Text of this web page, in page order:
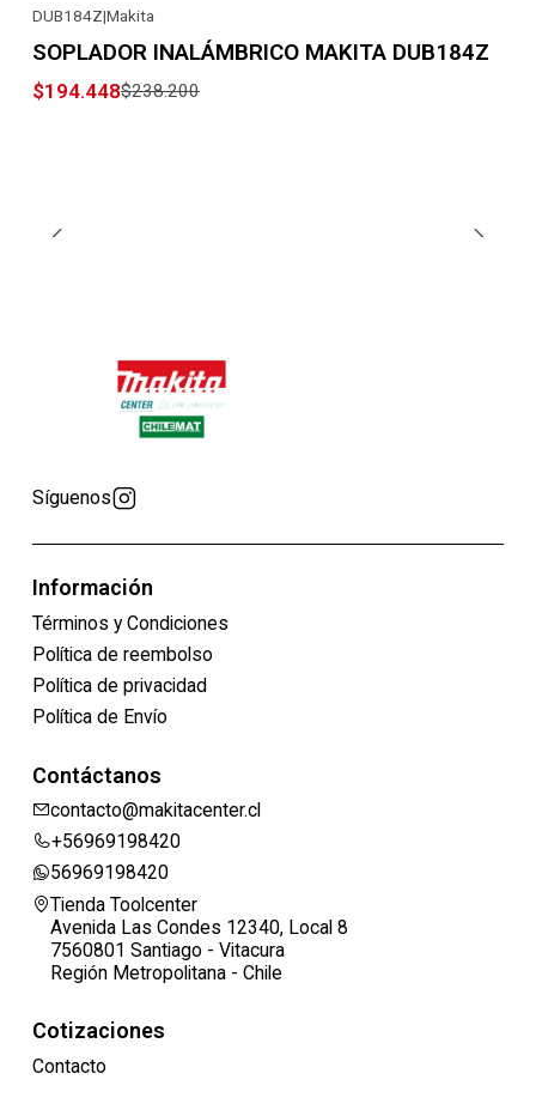
DUB184Z|Makita
SOPLADOR INALÁMBRICO MAKITA DUB184Z
$194.448$238.200
Síguenos
Información
Términos y Condiciones
Política de reembolso
Política de privacidad
Política de Envío
Contáctanos
contacto@makitacenter.cl
+56969198420
56969198420
Tienda Toolcenter
Avenida Las Condes 12340, Local 8
7560801 Santiago - Vitacura
Región Metropolitana - Chile
Cotizaciones
Contacto